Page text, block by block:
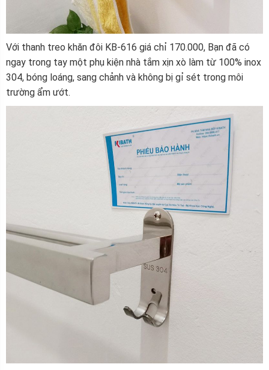
Với thanh treo khăn đôi KB-616 giá chỉ 170.000, Bạn đã có
ngay trong tay một phụ kiện nhà tắm xịn xò làm từ 100% inox
304, bóng loáng, sang chảnh và không bị gỉ sét trong môi
trường ẩm ướt.